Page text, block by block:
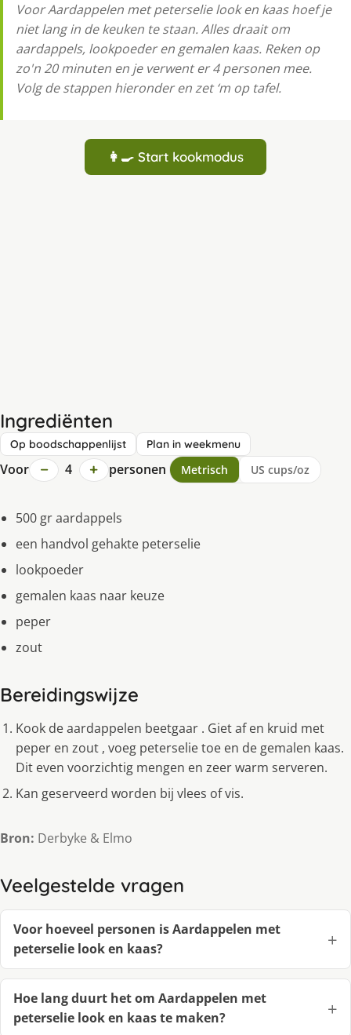
Voor Aardappelen met peterselie look en kaas hoef je
niet lang in de keuken te staan. Alles draait om
aardappels, lookpoeder en gemalen kaas. Reken op
zo'n 20 minuten en je verwent er 4 personen mee.
Volg de stappen hieronder en zet ‘m op tafel.
👩‍🍳 Start kookmodus
Ingrediënten
Op boodschappenlijst Plan in weekmenu
Voor − 4 + personen Metrisch US cups/oz
500 gr aardappels
een handvol gehakte peterselie
lookpoeder
gemalen kaas naar keuze
peper
zout
Bereidingswijze
Kook de aardappelen beetgaar . Giet af en kruid met
peper en zout , voeg peterselie toe en de gemalen kaas.
Dit even voorzichtig mengen en zeer warm serveren.
Kan geserveerd worden bij vlees of vis.
Bron: Derbyke & Elmo
Veelgestelde vragen
Voor hoeveel personen is Aardappelen met
peterselie look en kaas?
Hoe lang duurt het om Aardappelen met
peterselie look en kaas te maken?